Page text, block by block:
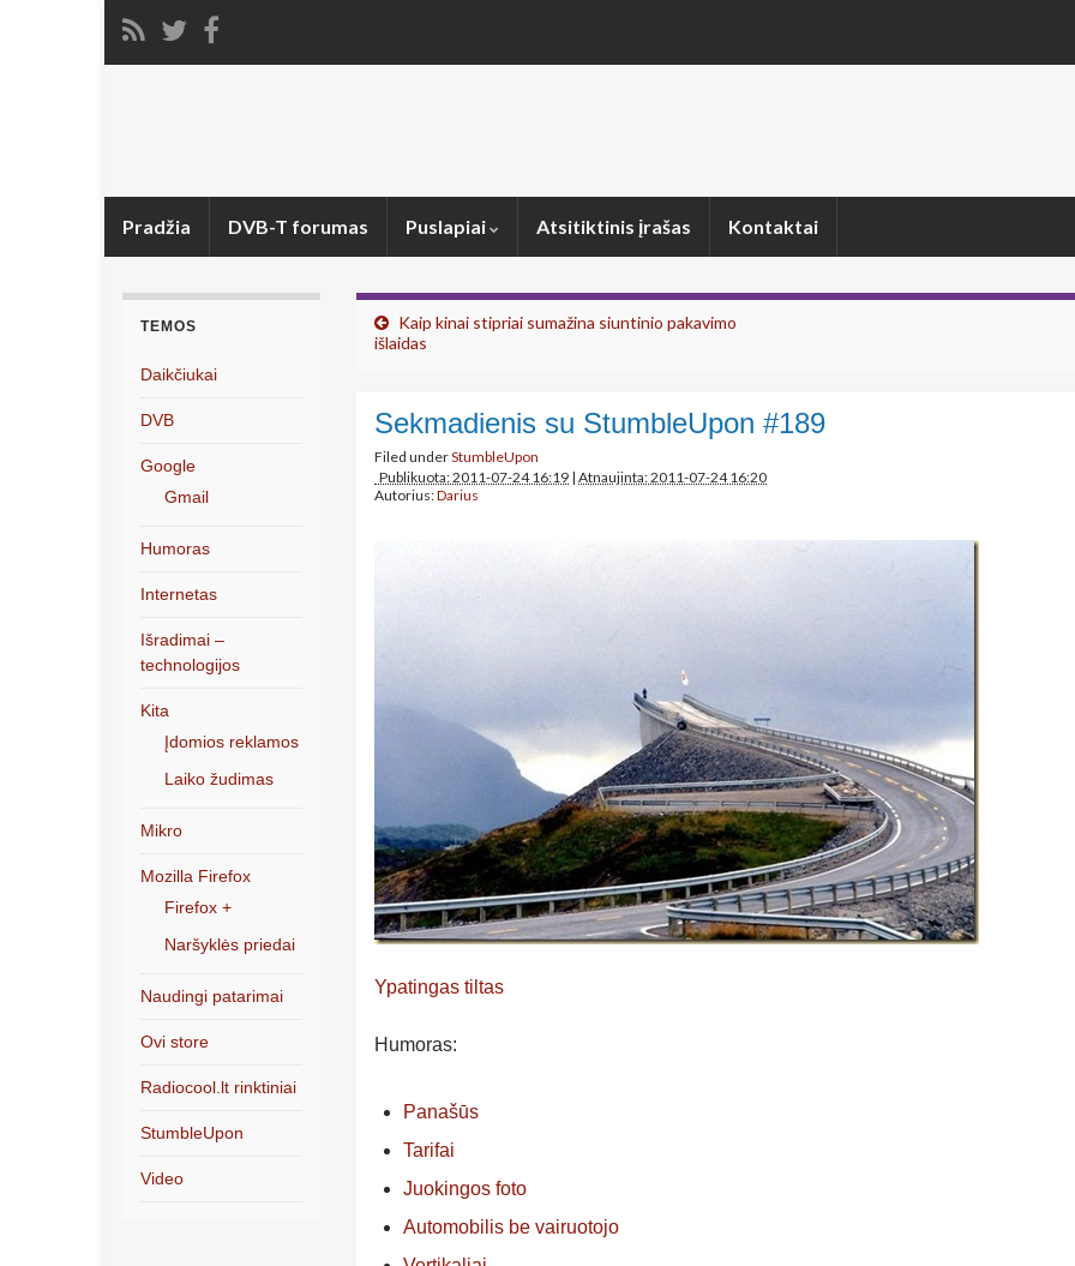
Pradžia DVB-T forumas Puslapiai Atsitiktinis įrašas Kontaktai
Kaip kinai stipriai sumažina siuntinio pakavimo
išlaidas
Sekmadienis su StumbleUpon #189
Filed underStumbleUpon
Publikuota: 2011-07-24 16:19 | Atnaujinta: 2011-07-24 16:20
Autorius:Darius
Ypatingas tiltas
Humoras:
Panašūs
Tarifai
Juokingos foto
Automobilis be vairuotojo
TEMOS
Daikčiukai
DVB
Google
Gmail
Humoras
Internetas
Išradimai –
technologijos
Kita
Įdomios reklamos
Laiko žudimas
Mikro
Mozilla Firefox
Firefox +
Naršyklės priedai
Naudingi patarimai
Ovi store
Radiocool.lt rinktiniai
StumbleUpon
Video